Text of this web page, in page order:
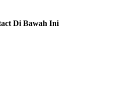
Di Bawah Ini